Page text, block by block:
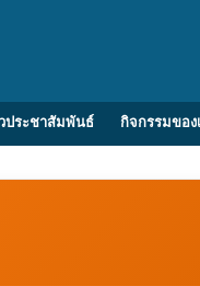
ประชาสัมพันธ์ กิจกรรมของ